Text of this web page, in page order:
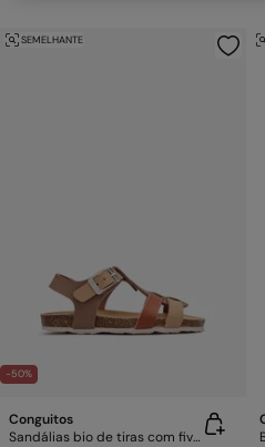
-50%
SEMELHANTE
Conguitos
Sandálias bio de tiras com fivela